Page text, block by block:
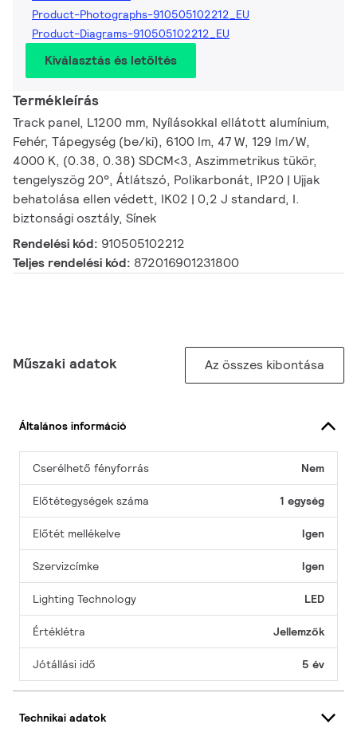
Product-Photographs-910505102212_EU
Product-Diagrams-910505102212_EU
Kiválasztás és letöltés
Termékleírás
Track panel, L1200 mm, Nyílásokkal ellátott alumínium,
Fehér, Tápegység (be/ki), 6100 lm, 47 W, 129 lm/W,
4000 K, (0.38, 0.38) SDCM<3, Aszimmetrikus tükör,
tengelyszög 20°, Átlátszó, Polikarbonát, IP20 | Ujjak
behatolása ellen védett, IK02 | 0,2 J standard, I.
biztonsági osztály, Sínek
Rendelési kód: 910505102212
Teljes rendelési kód: 872016901231800
Műszaki adatok Az összes kibontása
Általános információ
Cserélhető fényforrás Nem
Előtétegységek száma 1 egység
Előtét mellékelve Igen
Szervizcímke Igen
Lighting Technology LED
Értéklétra Jellemzők
Jótállási idő 5 év
Technikai adatok